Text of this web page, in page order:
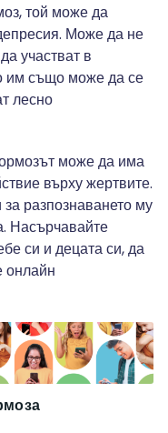
той може да
Може да не
участват в
им също може да се
лесно
може да има
върху жертвите.
разпознаването му
Насърчавайте
си и децата си, да
онлайн